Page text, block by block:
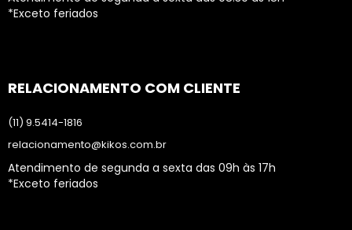
*Exceto feriados
RELACIONAMENTO COM CLIENTE
(11) 9.5414-1816
relacionamento@kikos.com.br
Atendimento de segunda a sexta das 09h às 17h
*Exceto feriados